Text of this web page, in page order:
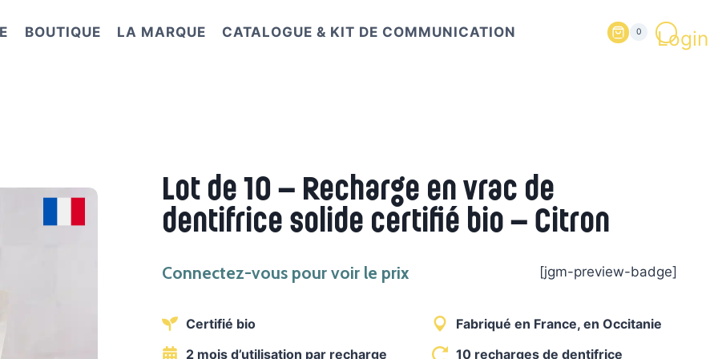
BOUTIQUE LA MARQUE CATALOGUE & KIT DE COMMUNICATION 0 Login
Lot de 10 – Recharge en vrac de
dentifrice solide certifié bio – Citron
Connectez-vous pour voir le prix [jgm-preview-badge]
Certifié bio
2 mois d’utilisation par recharge
Fabriqué en France, en Occitanie
10 recharges de dentifrice